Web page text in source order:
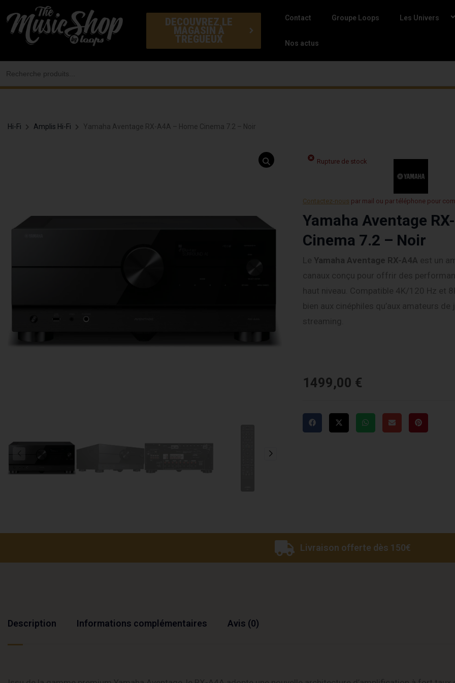
au
contenu
DECOUVREZ LE
MAGASIN À
TREGUEUX
Contact Groupe Loops Les Univers
Nos actus
Hi-Fi Amplis Hi-Fi Yamaha Aventage RX-A4A – Home Cinema 7.2 – Noir
Rupture de stock
Contactez-nous par mail ou par téléphone pour
Yamaha Aventage
Cinema 7.2 – Noir
Le Yamaha Aventage RX-A4A est un
canaux conçu pour offrir des
haut niveau. Compatible 4K/120 Hz et
bien aux cinéphiles qu’aux amateurs
streaming.
1499,00 €
Livraison offerte dès 150€
Description Informations complémentaires Avis (0)